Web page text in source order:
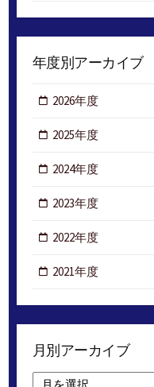
年度別アーカイブ
2026年度
2025年度
2024年度
2023年度
2022年度
2021年度
月別アーカイブ